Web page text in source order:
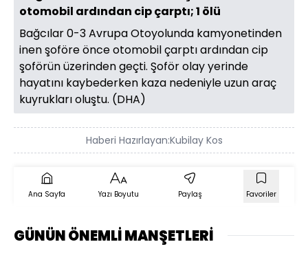
otomobil ardından cip çarptı; 1 ölü
Bağcılar 0-3 Avrupa Otoyolunda kamyonetinden
inen şoföre önce otomobil çarptı ardından cip
şoförün üzerinden geçti. Şoför olay yerinde
hayatını kaybederken kaza nedeniyle uzun araç
kuyrukları oluştu. (DHA)
Haberi Hazırlayan:Kubilay Kos
Ana Sayfa Yazı Boyutu Paylaş Favoriler
GÜNÜN ÖNEMLİ MANŞETLERİ